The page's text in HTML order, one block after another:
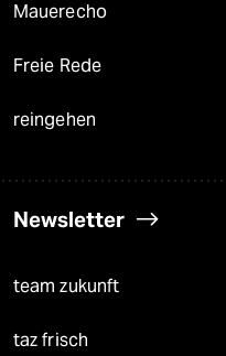
Mauerecho
Freie Rede
reingehen
Newsletter
team zukunft
taz frisch